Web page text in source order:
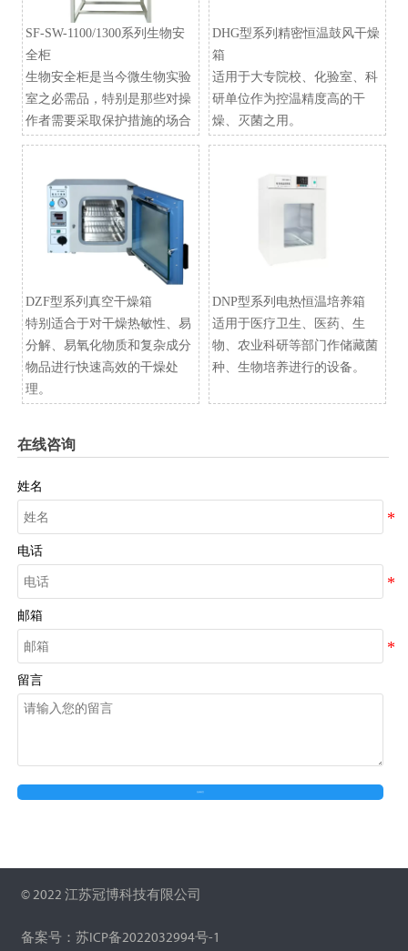
SF-SW-1100/1300系列生物安
全柜
生物安全柜是当今微生物实验
室之必需品，特别是那些对操
作者需要采取保护措施的场合
DHG型系列精密恒温鼓风干燥
箱
适用于大专院校、化验室、科
研单位作为控温精度高的干
燥、灭菌之用。
DZF型系列真空干燥箱
特别适合于对干燥热敏性、易
分解、易氧化物质和复杂成分
物品进行快速高效的干燥处
理。
​DNP型系列电热恒温培养箱
适用于医疗卫生、医药、生
物、农业科研等部门作储藏菌
种、生物培养进行的设备。
在线咨询
姓名
电话
邮箱
留言
© 2022 江苏冠博科技有限公司
备案号：苏ICP备2022032994号-1